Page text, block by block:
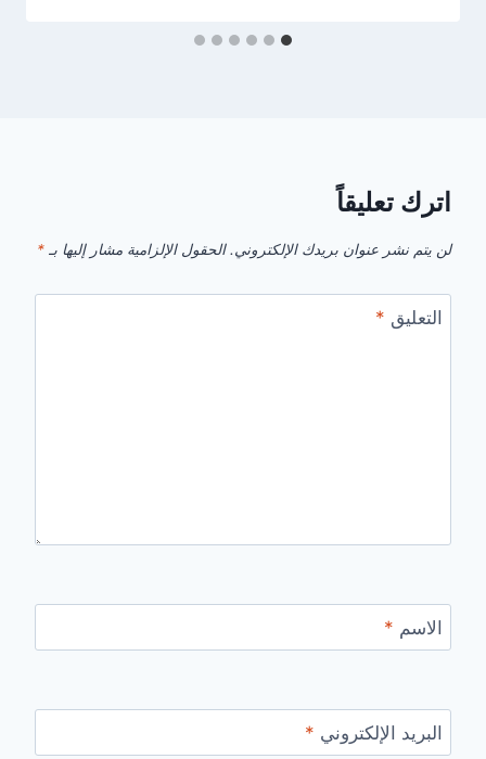
اترك تعليقاً
لن يتم نشر عنوان بريدك الإلكتروني. الحقول الإلزامية مشار إليها بـ *
التعليق *
الاسم *
البريد الإلكتروني *